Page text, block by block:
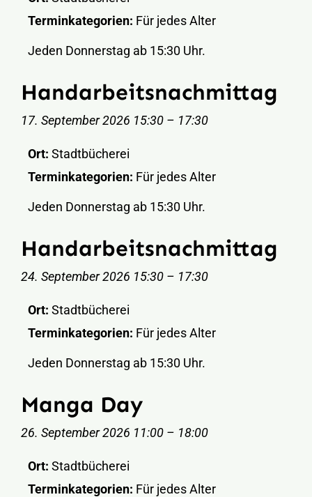
Terminkategorien: Für jedes Alter
Jeden Donnerstag ab 15:30 Uhr.
Handarbeitsnachmittag
17. September 2026 15:30 – 17:30
Ort: Stadtbücherei
Terminkategorien: Für jedes Alter
Jeden Donnerstag ab 15:30 Uhr.
Handarbeitsnachmittag
24. September 2026 15:30 – 17:30
Ort: Stadtbücherei
Terminkategorien: Für jedes Alter
Jeden Donnerstag ab 15:30 Uhr.
Manga Day
26. September 2026 11:00 – 18:00
Ort: Stadtbücherei
Terminkategorien: Für jedes Alter